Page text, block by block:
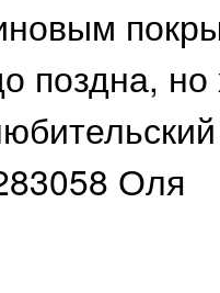
поздна,
Оля